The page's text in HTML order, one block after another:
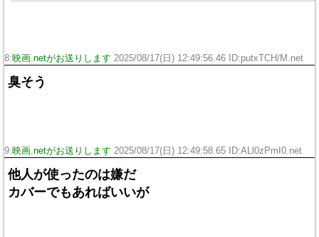
8:映画.netがお送りします 2025/08/17(日) 12:49:56.46 ID:putxTCH/M.net
臭そう
9:映画.netがお送りします 2025/08/17(日) 12:49:58.65 ID:ALl0zPmI0.net
他人が使ったのは嫌だ
カバーでもあればいいが